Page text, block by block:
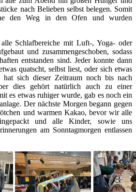
nach Belieben selbst belegen. Somit
den Weg in den Ofen und wurden
Schlafbereiche mit Luft-, Yoga- oder
und zusammengeschoben, sodass
entstanden sind. Jeder konnte dann
quatscht, selbst liest, oder sich etwas
hat sich dieser Zeitraum noch bis nach
dies gehört natürlich auch zu einer
es etwas ruhiger wurde, gab es noch ein
Der nächste Morgen begann gegen
und warmen Kakao, bevor wir alle
und alle Kinder, sowie uns
am Sonntagmorgen entlassen